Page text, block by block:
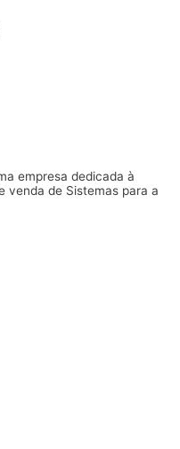
empresa dedicada à
venda de Sistemas para a